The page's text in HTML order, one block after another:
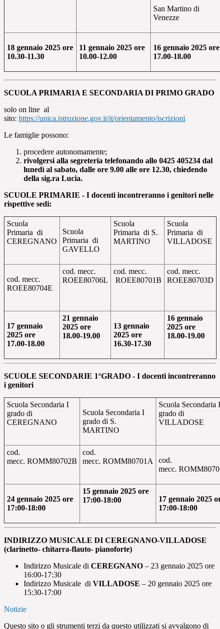
San Martino di
Venezze
18 gennaio 2025 ore
10.30-11.30
11 gennaio 2025 ore
10.00-12.00
16 gennaio 2025 ore
17.00-18.00
SCUOLA PRIMARIA E SECONDARIA DI PRIMO GRADO
solo on line al
sito: https://unica.istruzione.gov.it/it/orientamento/iscrizioni
Le famiglie possono:
procedere autonomamente;
rivolgersi alla segreteria telefonando allo 0425 405234 dal
lunedì al sabato, dalle ore 9.00 alle ore 12.30, chiedendo
della sig.ra Lucia.
SCUOLE PRIMARIE - I docenti incontreranno i genitori nelle
rispettive sedi:
Scuola
Primaria di
CEREGNANO
Scuola
Primaria di
GAVELLO
Scuola
Primaria di S.
MARTINO
Scuola
Primaria di
VILLADOSE
cod. mecc.
ROEE80704E
cod. mecc.
ROEE80706L
cod. mecc.
ROEE80701B
cod. mecc.
ROEE80703D
17 gennaio
2025 ore
17.00-18.00
21 gennaio
2025 ore
18.00-19.00
13 gennaio
2025 ore
16.30-17.30
16 gennaio
2025 ore
18.00-19.00
SCUOLE SECONDARIE 1°GRADO - I docenti incontreranno
i genitori
Scuola Secondaria I
grado di
CEREGNANO
Scuola Secondaria I
grado di S.
MARTINO
Scuola Secondaria I
grado di
VILLADOSE
cod.
mecc. ROMM80702B
cod.
mecc. ROMM80701A
cod.
mecc.
24 gennaio 2025 ore
17:00-18:00
15 gennaio 2025 ore
17:00-18:00
17 gennaio 2025
17:00-18:00
INDIRIZZO MUSICALE DI CEREGNANO-VILLADOSE
(clarinetto- chitarra-flauto- pianoforte)
Indirizzo Musicale di CEREGNANO – 23 gennaio 2025 ore
16:00-17:30
Indirizzo Musicale di VILLADOSE – 20 gennaio 2025 ore
15:30-17:00
Notizie
Questo sito o gli strumenti terzi da questo utilizzati si avvalgono di